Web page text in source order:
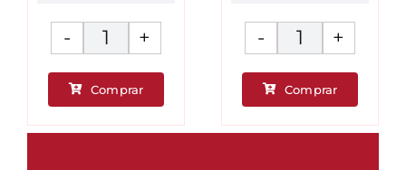
Uva
Roxa
sem
sementes
Comprar
Uva
Red
Globe
Comprar